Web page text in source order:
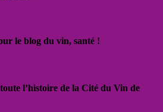
le blog du vin, santé !
l’histoire de la Cité du Vin de